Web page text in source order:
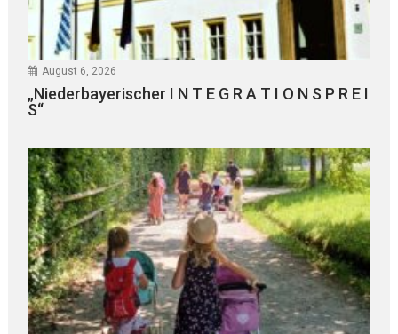
August 6, 2026
„Niederbayerischer I N T E G R A T I O N S P R E I
S“